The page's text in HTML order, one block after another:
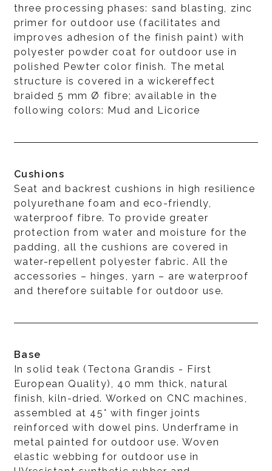
three processing phases: sand blasting, zinc
primer for outdoor use (facilitates and
improves adhesion of the finish paint) with
polyester powder coat for outdoor use in
polished Pewter color finish. The metal
structure is covered in a wickereffect
braided 5 mm Ø fibre; available in the
following colors: Mud and Licorice
Cushions
Seat and backrest cushions in high resilience
polyurethane foam and eco-friendly,
waterproof fibre. To provide greater
protection from water and moisture for the
padding, all the cushions are covered in
water-repellent polyester fabric. All the
accessories – hinges, yarn – are waterproof
and therefore suitable for outdoor use.
Base
In solid teak (Tectona Grandis - First
European Quality), 40 mm thick, natural
finish, kiln-dried. Worked on CNC machines,
assembled at 45° with finger joints
reinforced with dowel pins. Underframe in
metal painted for outdoor use. Woven
elastic webbing for outdoor use in